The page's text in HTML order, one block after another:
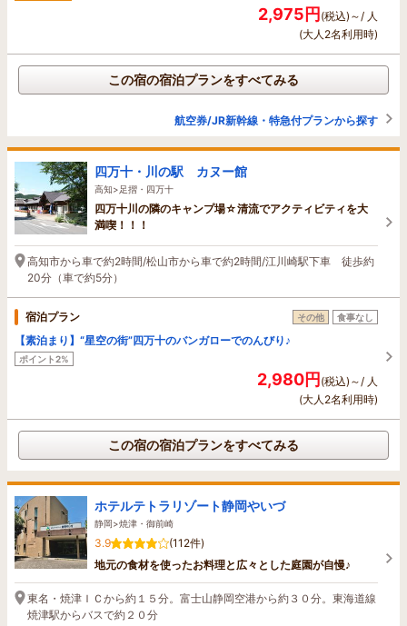
2,975円(税込)～/ 人
(大人2名利用時)
この宿の宿泊プランをすべてみる
航空券/JR新幹線・特急付プランから探す
四万十・川の駅 カヌー館
高知>足摺・四万十
四万十川の隣のキャンプ場☆清流でアクティビティを大
満喫！！！
高知市から車で約2時間/松山市から車で約2時間/江川崎駅下車 徒歩約
20分（車で約5分）
宿泊プラン その他 食事なし
【素泊まり】“星空の街”四万十のバンガローでのんびり♪
ポイント2%
2,980円(税込)～/ 人
(大人2名利用時)
この宿の宿泊プランをすべてみる
ホテルテトラリゾート静岡やいづ
静岡>焼津・御前崎
3.9
(112件)
地元の食材を使ったお料理と広々とした庭園が自慢♪
東名・焼津ＩＣから約１５分。富士山静岡空港から約３０分。東海道線
焼津駅からバスで約２０分